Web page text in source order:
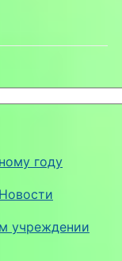
году
Новости
учреждении